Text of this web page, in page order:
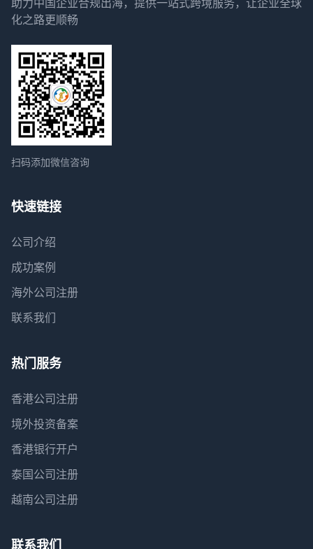
化之路更顺畅
扫码添加微信咨询
快速链接
公司介绍
成功案例
海外公司注册
联系我们
热门服务
香港公司注册
境外投资备案
香港银行开户
泰国公司注册
越南公司注册
联系我们